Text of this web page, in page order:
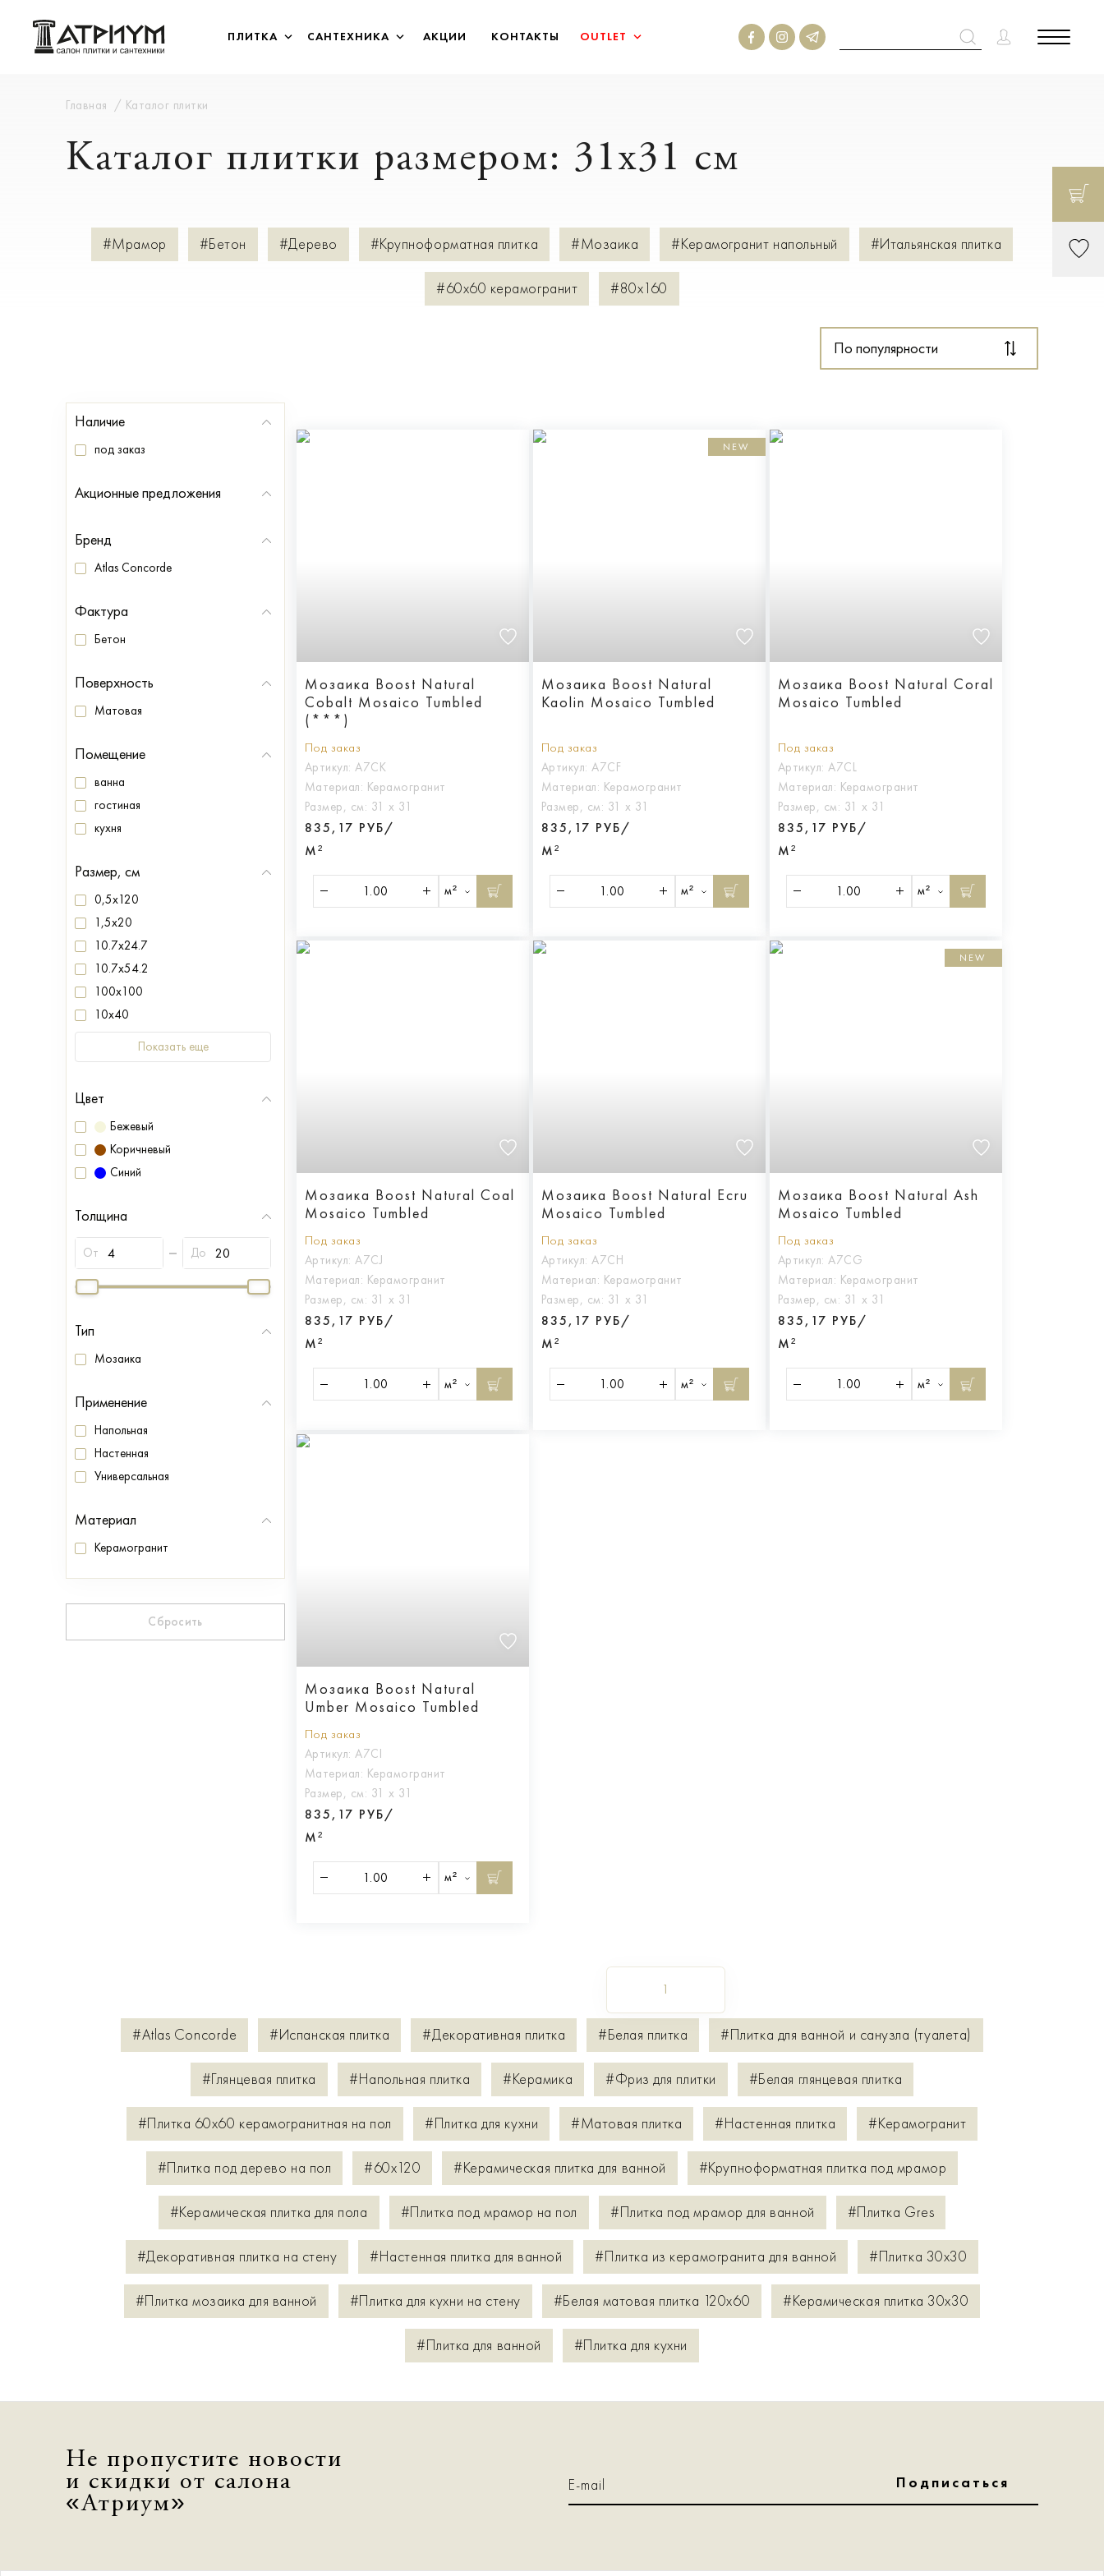
ПЛИТКА САНТЕХНИКА АКЦИИ КОНТАКТЫ OUTLET
Главная Каталог плитки
Каталог плитки размером: 31x31 см
#Мрамор #Бетон #Дерево #Крупноформатная плитка #Мозаика #Керамогранит напольный #Итальянская плитка
#60х60 керамогранит #80х160
По популярности
Наличие
под заказ
Акционные предложения
Бренд
Atlas Concorde
Фактура
Бетон
Поверхность
Матовая
Помещение
ванна
гостиная
кухня
Размер, см
0,5x120
1,5x20
10.7x24.7
10.7x54.2
100x100
10x40
Показать еще
Цвет
Бежевый
Коричневый
Синий
Толщина
От До
Тип
Мозаика
Применение
Напольная
Настенная
Универсальная
Материал
Керамогранит
Сбросить
Мозаика Boost Natural
Cobalt Mosaico Tumbled
(***)
Под заказ
Артикул: A7CK
Материал: Керамогранит
Размер, см: 31 х 31
835,17 РУБ/
М²
м²
NEW
Мозаика Boost Natural
Kaolin Mosaico Tumbled
Под заказ
Артикул: A7CF
Материал: Керамогранит
Размер, см: 31 х 31
835,17 РУБ/
М²
м²
Мозаика Boost Natural Coral
Mosaico Tumbled
Под заказ
Артикул: A7CL
Материал: Керамогранит
Размер, см: 31 х 31
835,17 РУБ/
М²
м²
Мозаика Boost Natural Coal
Mosaico Tumbled
Под заказ
Артикул: A7CJ
Материал: Керамогранит
Размер, см: 31 х 31
835,17 РУБ/
М²
м²
Мозаика Boost Natural Ecru
Mosaico Tumbled
Под заказ
Артикул: A7CH
Материал: Керамогранит
Размер, см: 31 х 31
835,17 РУБ/
М²
м²
NEW
Мозаика Boost Natural Ash
Mosaico Tumbled
Под заказ
Артикул: A7CG
Материал: Керамогранит
Размер, см: 31 х 31
835,17 РУБ/
М²
м²
Мозаика Boost Natural
Umber Mosaico Tumbled
Под заказ
Артикул: A7CI
Материал: Керамогранит
Размер, см: 31 х 31
835,17 РУБ/
М²
м²
1
#Atlas Concorde #Испанская плитка #Декоративная плитка #Белая плитка #Плитка для ванной и санузла (туалета)
#Глянцевая плитка #Напольная плитка #Керамика #Фриз для плитки #Белая глянцевая плитка
#Плитка 60х60 керамогранитная на пол #Плитка для кухни #Матовая плитка #Настенная плитка #Керамогранит
#Плитка под дерево на пол #60х120 #Керамическая плитка для ванной #Крупноформатная плитка под мрамор
#Керамическая плитка для пола #Плитка под мрамор на пол #Плитка под мрамор для ванной #Плитка Gres
#Декоративная плитка на стену #Настенная плитка для ванной #Плитка из керамогранита для ванной #Плитка 30x30
#Плитка мозаика для ванной #Плитка для кухни на стену #Белая матовая плитка 120x60 #Керамическая плитка 30x30
#Плитка для ванной #Плитка для кухни
Не пропустите новости
и скидки от салона
«Атриум»
Подписаться